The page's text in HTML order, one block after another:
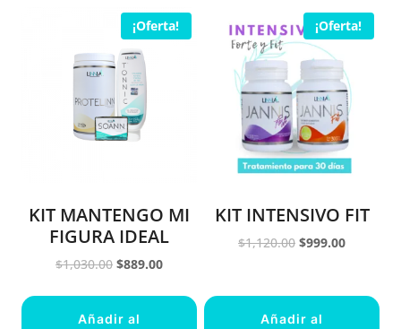
¡Oferta!
KIT MANTENGO MI
FIGURA IDEAL
$1,030.00 Original
was:
$1,030.00.
$889.00Current
is:
Añadir al
¡Oferta!
KIT INTENSIVO FIT
$1,120.00 Original
$1,120.00.
$999.00Current
$999.00.
Añadir al